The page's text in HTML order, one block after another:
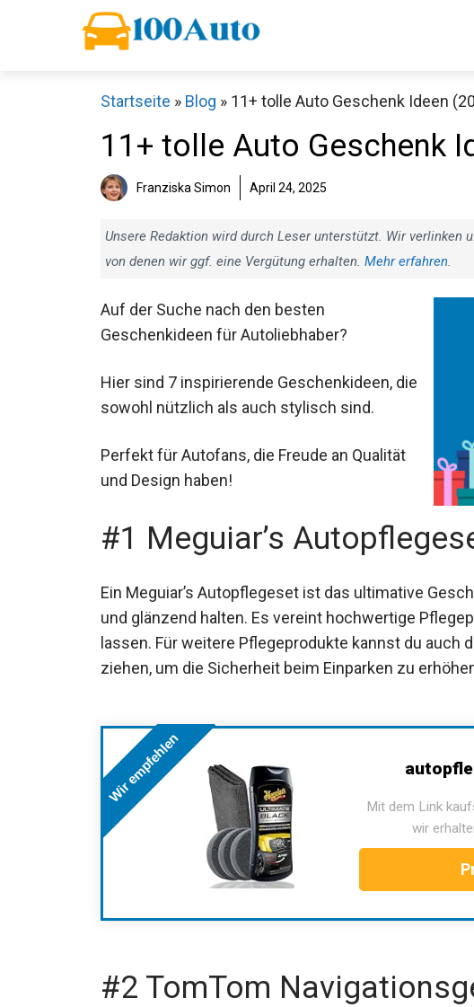
Startseite » Blog » 11+ tolle Auto Geschenk Ideen
11+ tolle Auto Geschenk
Franziska Simon April 24, 2025
Unsere Redaktion wird durch Leser unterstützt. Wir verlinken
von denen wir ggf. eine Vergütung erhalten. Mehr erfahren.
Auf der Suche nach den besten
Geschenkideen für Autoliebhaber?
Hier sind 7 inspirierende Geschenkideen, die
sowohl nützlich als auch stylisch sind.
Perfekt für Autofans, die Freude an Qualität
und Design haben!
#1 Meguiar’s
Ein Meguiar’s Autopflegeset ist das ultimative
und glänzend halten. Es vereint hochwertige
lassen. Für weitere Pflegeprodukte kannst du auch
ziehen, um die Sicherheit beim Einparken zu
Wir empfehlen
Mit dem Link
wir
#2 TomTom